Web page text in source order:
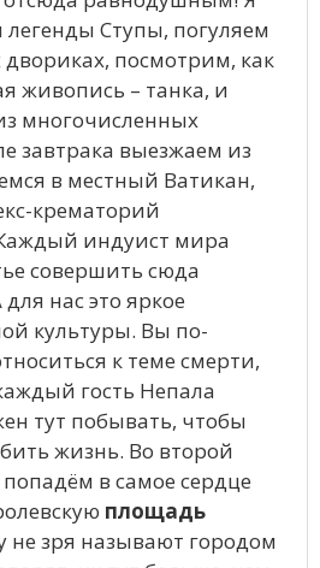
Ступы, погуляем
двориках, посмотрим, как
живопись – танка, и
многочисленных
завтрака выезжаем из
в местный Ватикан,
крематорий
индуист мира
совершить сюда
нас это яркое
культуры. Вы по-
к теме смерти,
гость Непала
тут побывать, чтобы
жизнь. Во второй
в самое сердце
площадь
не зря называют городом